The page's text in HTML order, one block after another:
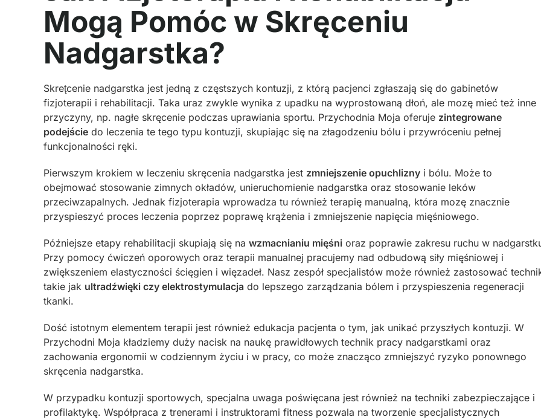
Mogą Pomóc w Skręceniu
Nadgarstka?
Skret̨cenie nadgarstka jest jedną z częstszych kontuzji, z którą pacjenci zgłaszają się do gabinetów
fizjoterapii i rehabilitacji. Taka uraz zwykle wynika z upadku na wyprostowaną dłoń, ale mozę mieć też inne
przyczyny, np. nagłe skręcenie podczas uprawiania sportu. Przychodnia Moja oferuje zintegrowane
podejście do leczenia te tego typu kontuzji, skupiając się na złagodzeniu bólu i przywróceniu pełnej
funkcjonalności ręki.
Pierwszym krokiem w leczeniu skręcenia nadgarstka jest zmniejszenie opuchlizny i bólu. Może to
obejmować stosowanie zimnych okładów, unieruchomienie nadgarstka oraz stosowanie leków
przeciwzapalnych. Jednak fizjoterapia wprowadza tu również terapię manualną, która mozę znacznie
przyspieszyć proces leczenia poprzez poprawę krążenia i zmniejszenie napięcia mięśniowego.
Późniejsze etapy rehabilitacji skupiają się na wzmacnianiu mięśni oraz poprawie zakresu ruchu w
Przy pomocy ćwiczeń oporowych oraz terapii manualnej pracujemy nad odbudową siły mięśniowej i
zwiększeniem elastyczności ścięgien i więzadeł. Nasz zespół specjalistów może również zastosować
takie jak ultradźwięki czy elektrostymulacja do lepszego zarządzania bólem i przyspieszenia regeneracji
tkanki.
Dość istotnym elementem terapii jest również edukacja pacjenta o tym, jak unikać przyszłych kontuzji. W
Przychodni Moja kładziemy duży nacisk na naukę prawidłowych technik pracy nadgarstkami oraz
zachowania ergonomii w codziennym życiu i w pracy, co może znacząco zmniejszyć ryzyko ponownego
skręcenia nadgarstka.
W przypadku kontuzji sportowych, specjalna uwaga poświęcana jest również na techniki zabezpieczające i
profilaktykę. Współpraca z trenerami i instruktorami fitness pozwala na tworzenie specjalistycznych